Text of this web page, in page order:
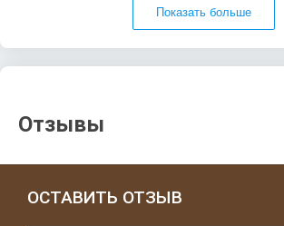
Показать больше
Отзывы
ОСТАВИТЬ ОТЗЫВ